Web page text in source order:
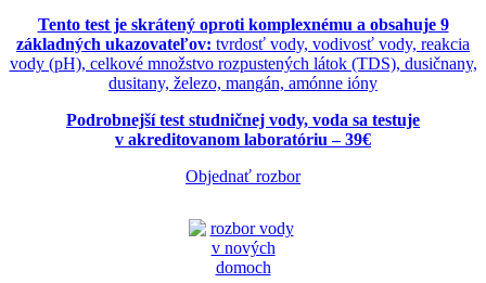
Tento test je skrátený oproti komplexnému a obsahuje 9
základných ukazovateľov: tvrdosť vody, vodivosť vody, reakcia
vody (pH), celkové množstvo rozpustených látok (TDS), dusičnany,
dusitany, železo, mangán, amónne ióny
Podrobnejší test studničnej vody, voda sa testuje
v akreditovanom laboratóriu – 39€
Objednať rozbor